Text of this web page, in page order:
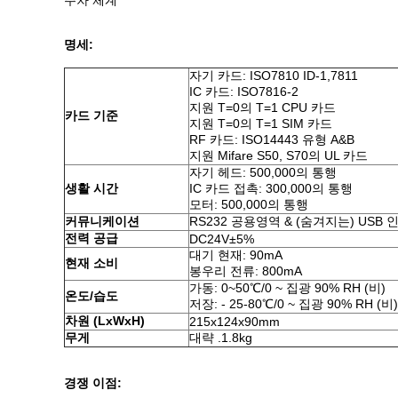
명세:
카드 기준
자기 카드: ISO7810 ID-1,7811
IC 카드: ISO7816-2
지원 T=0의 T=1 CPU 카드
지원 T=0의 T=1 SIM 카드
RF 카드: ISO14443 유형 A&B
지원 Mifare S50, S70의 UL 카드
생활 시간
자기 헤드: 500,000의 통행
IC 카드 접촉: 300,000의 통행
모터: 500,000의 통행
커뮤니케이션
RS232 공용영역 & (숨겨지는) USB
전력 공급
DC24V±5%
현재 소비
대기 현재: 90mA
봉우리 전류: 800mA
온도/습도
가동: 0~50℃/0 ~ 집광 90% RH (비)
저장: - 25-80℃/0 ~ 집광 90% RH (비)
차원 (LxWxH)
215x124x90mm
무게
대략 .1.8kg
경쟁 이점: